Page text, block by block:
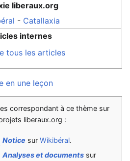
liberaux.org
- Catallaxia
internes
tous les articles
en une leçon
correspondant à ce thème sur
liberaux.org :
Notice sur Wikibéral.
Analyses et documents sur